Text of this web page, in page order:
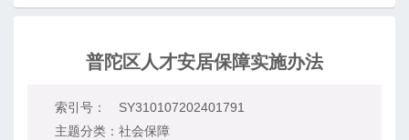
普陀区人才安居保障实施办法
索引号：
SY310107202401791
主题分类： 社会保障